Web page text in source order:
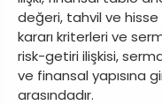
değeri, tahvil ve hisse
kararı kriterleri ve
risk-getiri ilişkisi,
ve finansal yapısına
arasındadır.